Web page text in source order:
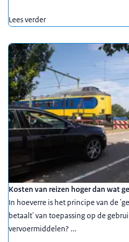
Lees verder
Kosten van reizen hoger dan wat
In hoeverre is het principe van de
betaalt' van toepassing op de
vervoermiddelen? ...